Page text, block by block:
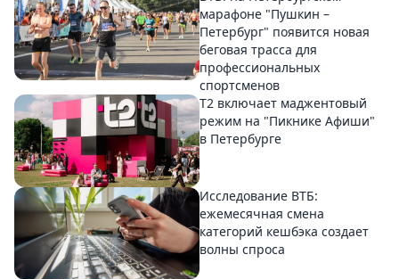
марафоне "Пушкин –
Петербург" появится новая
беговая трасса для
профессиональных
спортсменов
Т2 включает маджентовый
режим на "Пикнике Афиши"
в Петербурге
Исследование ВТБ:
ежемесячная смена
категорий кешбэка создает
волны спроса